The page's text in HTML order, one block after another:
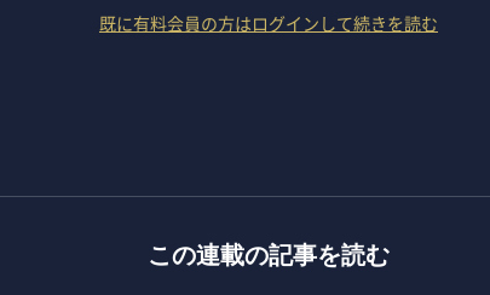
既に有料会員の方はログインして続きを読む
この連載の記事を読む